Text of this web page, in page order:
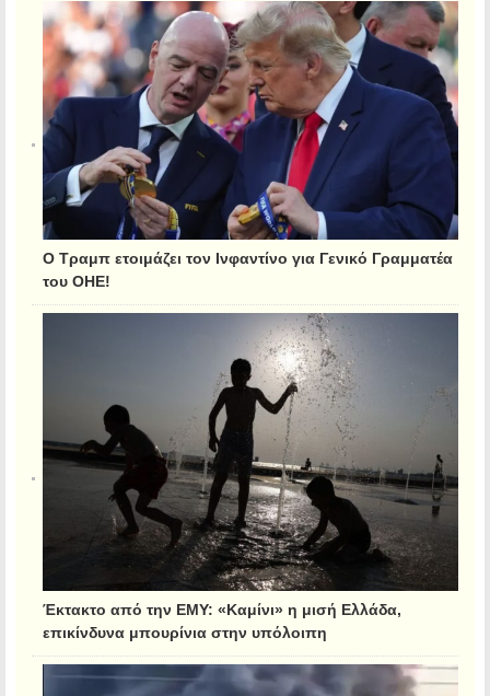
Ο Τραμπ ετοιμάζει τον Ινφαντίνο για Γενικό Γραμματέα
του ΟΗΕ!
Έκτακτο από την ΕΜΥ: «Καμίνι» η μισή Ελλάδα,
επικίνδυνα μπουρίνια στην υπόλοιπη